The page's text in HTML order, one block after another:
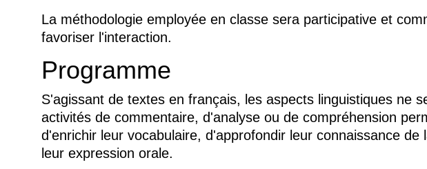
La méthodologie employée en classe sera participative et
favoriser l'interaction.
Programme
S'agissant de textes en français, les aspects linguistiques ne
activités de commentaire, d'analyse ou de compréhension
d'enrichir leur vocabulaire, d'approfondir leur connaissance de
leur expression orale.